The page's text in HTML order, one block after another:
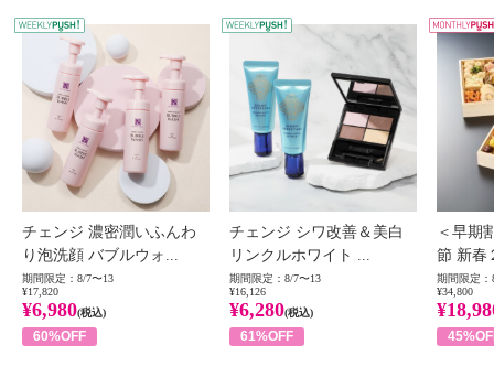
WEEKLY PUSH
チェンジ 濃密潤いふんわ
り泡洗顔 バブルウォ...
期間限定：8/7〜13
¥17,820
¥6,980(税込)
60%OFF
チェンジ シワ改善＆美白
リンクルホワイト ...
期間限定：8/7〜13
¥16,126
¥6,280(税込)
61%OFF
＜早期
節 新春
期間限定：
¥34,800